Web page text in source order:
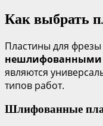
Как выбрать
Пластины для фрезы
нешлифованными
являются
типов работ.
Шлифованные